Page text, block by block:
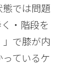
では問題
・階段を
で膝が内
ているケ